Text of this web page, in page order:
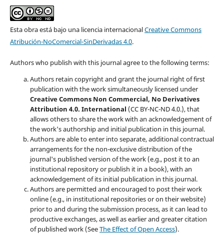
Esta obra está bajo una licencia internacionalCreative Commons
Atribución-NoComercial-SinDerivadas 4.0.
Authors who publish with this journal agree to the following terms:
Authors retain copyright and grant the journal right of first
publication with the work simultaneously licensed under
Creative Commons Non Commercial, No Derivatives
Attribution 4.0. International (CC BY-NC-ND 4.0.), that
allows others to share the work with an acknowledgement of
the work's authorship and initial publication in this journal.
Authors are able to enter into separate, additional contractual
arrangements for the non-exclusive distribution of the
journal's published version of the work (e.g., post it to an
institutional repository or publish it in a book), with an
acknowledgement of its initial publication in this journal.
Authors are permitted and encouraged to post their work
online (e.g., in institutional repositories or on their website)
prior to and during the submission process, as it can lead to
productive exchanges, as well as earlier and greater citation
of published work (SeeThe Effect of Open Access).